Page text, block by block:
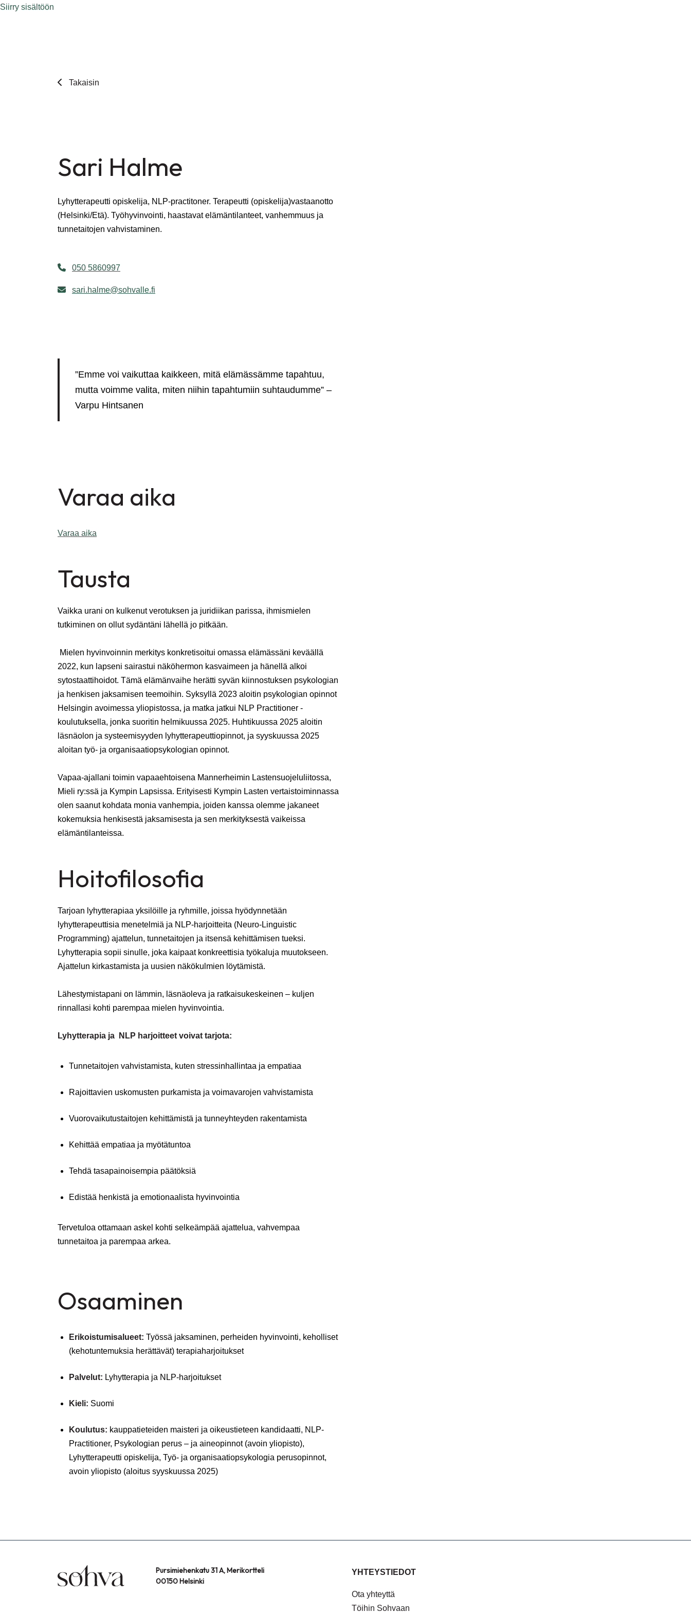
Siirry sisältöön
Takaisin
Sari Halme
Lyhytterapeutti opiskelija, NLP-practitoner. Terapeutti (opiskelija)vastaanotto
(Helsinki/Etä). Työhyvinvointi, haastavat elämäntilanteet, vanhemmuus ja
tunnetaitojen vahvistaminen.
050 5860997
sari.halme@sohvalle.fi
”Emme voi vaikuttaa kaikkeen, mitä elämässämme tapahtuu,
mutta voimme valita, miten niihin tapahtumiin suhtaudumme” –
Varpu Hintsanen
Varaa aika
Varaa aika
Tausta
Vaikka urani on kulkenut verotuksen ja juridiikan parissa, ihmismielen
tutkiminen on ollut sydäntäni lähellä jo pitkään.
Mielen hyvinvoinnin merkitys konkretisoitui omassa elämässäni keväällä
2022, kun lapseni sairastui näköhermon kasvaimeen ja hänellä alkoi
sytostaattihoidot. Tämä elämänvaihe herätti syvän kiinnostuksen psykologian
ja henkisen jaksamisen teemoihin. Syksyllä 2023 aloitin psykologian opinnot
Helsingin avoimessa yliopistossa, ja matka jatkui NLP Practitioner -
koulutuksella, jonka suoritin helmikuussa 2025. Huhtikuussa 2025 aloitin
läsnäolon ja systeemisyyden lyhytterapeuttiopinnot, ja syyskuussa 2025
aloitan työ- ja organisaatiopsykologian opinnot.
Vapaa-ajallani toimin vapaaehtoisena Mannerheimin Lastensuojeluliitossa,
Mieli ry:ssä ja Kympin Lapsissa. Erityisesti Kympin Lasten vertaistoiminnassa
olen saanut kohdata monia vanhempia, joiden kanssa olemme jakaneet
kokemuksia henkisestä jaksamisesta ja sen merkityksestä vaikeissa
elämäntilanteissa.
Hoitofilosofia
Tarjoan lyhytterapiaa yksilöille ja ryhmille, joissa hyödynnetään
lyhytterapeuttisia menetelmiä ja NLP-harjoitteita (Neuro-Linguistic
Programming) ajattelun, tunnetaitojen ja itsensä kehittämisen tueksi.
Lyhytterapia sopii sinulle, joka kaipaat konkreettisia työkaluja muutokseen.
Ajattelun kirkastamista ja uusien näkökulmien löytämistä.
Lähestymistapani on lämmin, läsnäoleva ja ratkaisukeskeinen – kuljen
rinnallasi kohti parempaa mielen hyvinvointia.
Lyhytterapia ja NLP harjoitteet voivat tarjota:
Tunnetaitojen vahvistamista, kuten stressinhallintaa ja empatiaa
Rajoittavien uskomusten purkamista ja voimavarojen vahvistamista
Vuorovaikutustaitojen kehittämistä ja tunneyhteyden rakentamista
Kehittää empatiaa ja myötätuntoa
Tehdä tasapainoisempia päätöksiä
Edistää henkistä ja emotionaalista hyvinvointia
Tervetuloa ottamaan askel kohti selkeämpää ajattelua, vahvempaa
tunnetaitoa ja parempaa arkea.
Osaaminen
Erikoistumisalueet:Työssä jaksaminen, perheiden hyvinvointi, keholliset
(kehotuntemuksia herättävät) terapiaharjoitukset
Palvelut: Lyhytterapia ja NLP-harjoitukset
Kieli: Suomi
Koulutus: kauppatieteiden maisteri ja oikeustieteen kandidaatti, NLP-
Practitioner, Psykologian perus – ja aineopinnot (avoin yliopisto),
Lyhytterapeutti opiskelija, Työ- ja organisaatiopsykologia perusopinnot,
avoin yliopisto (aloitus syyskuussa 2025)
Pursimiehenkatu 31 A, Merikortteli
00150 Helsinki
YHTEYSTIEDOT
Ota yhteyttä
Töihin Sohvaan